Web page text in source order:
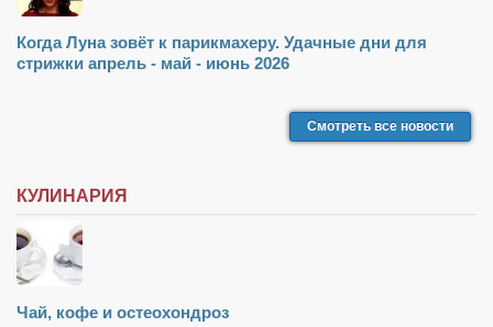
Когда Луна зовёт к парикмахеру. Удачные дни для
стрижки апрель - май - июнь 2026
Смотреть все новости
КУЛИНАРИЯ
Чай, кофе и остеохондроз